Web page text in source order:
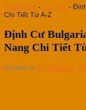
Trang chủ - Tin Tức -
Chi Tiết Từ A-Z
Định Cư
Nang Chi Tiết
Posted on 11 Tháng 1,